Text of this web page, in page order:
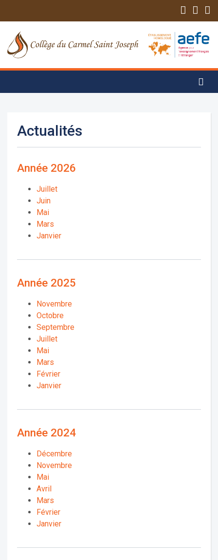
Actualités
Année 2026
Juillet
Juin
Mai
Mars
Janvier
Année 2025
Novembre
Octobre
Septembre
Juillet
Mai
Mars
Février
Janvier
Année 2024
Décembre
Novembre
Mai
Avril
Mars
Février
Janvier